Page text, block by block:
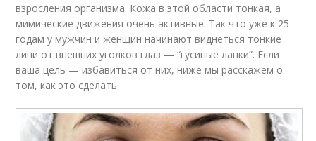
взросления организма. Кожа в этой области тонкая, а
мимические движения очень активные. Так что уже к 25
годам у мужчин и женщин начинают виднеться тонкие
лини от внешних уголков глаз — “гусиные лапки”. Если
ваша цель — избавиться от них, ниже мы расскажем о
том, как это сделать.